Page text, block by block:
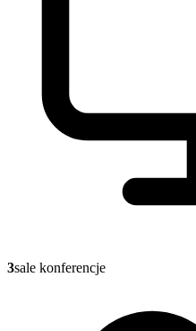
3sale konferencje